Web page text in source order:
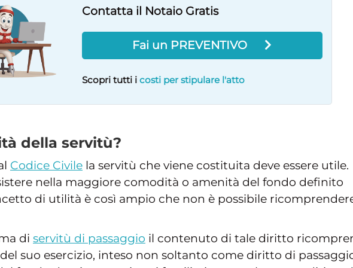
Contatta il Notaio Gratis
Fai un PREVENTIVO
Scopri tutti i costi per stipulare l'atto
della servitù?
Codice Civile la servitù che viene costituita deve essere utile.
nella maggiore comodità o amenità del fondo definito
di utilità è così ampio che non è possibile
di servitù di passaggio il contenuto di tale diritto
suo esercizio, inteso non soltanto come diritto di